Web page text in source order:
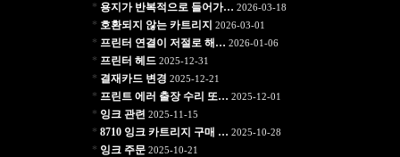
* 용지가 반복적으로 들어가… 2026-03-18
* 호환되지 않는 카트리지 2026-03-01
* 프린터 연결이 저절로 해… 2026-01-06
* 프린터 헤드 2025-12-31
* 결재카드 변경 2025-12-21
* 프린트 에러 출장 수리 또… 2025-12-01
* 잉크 관련 2025-11-15
* 8710 잉크 카트리지 구매 … 2025-10-28
* 잉크 주문2025-10-21